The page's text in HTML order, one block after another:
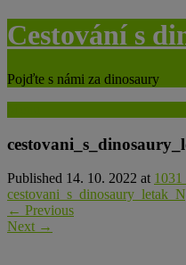
Skip
to
Cestování s
Pojďte s námi za dinosaury
Published 14. 10. 2022 at
← Previous
Next →